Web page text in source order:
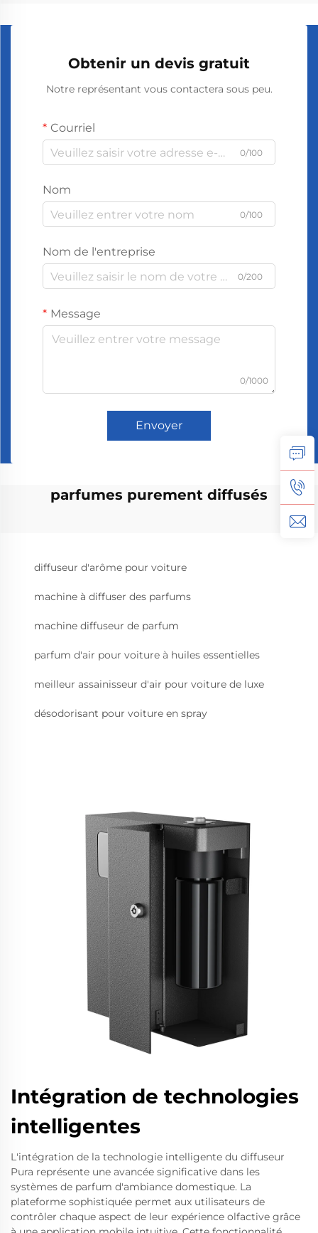
Obtenir un devis gratuit
Notre représentant vous contactera sous peu.
Courriel
0/100
Nom
0/100
Nom de l'entreprise
0/200
Message
0/1000
Envoyer
parfumes purement diffusés
diffuseur d'arôme pour voiture
machine à diffuser des parfums
machine diffuseur de parfum
parfum d'air pour voiture à huiles essentielles
meilleur assainisseur d'air pour voiture de luxe
désodorisant pour voiture en spray
Intégration de technologies
intelligentes
L'intégration de la technologie intelligente du diffuseur
Pura représente une avancée significative dans les
systèmes de parfum d'ambiance domestique. La
plateforme sophistiquée permet aux utilisateurs de
contrôler chaque aspect de leur expérience olfactive grâce